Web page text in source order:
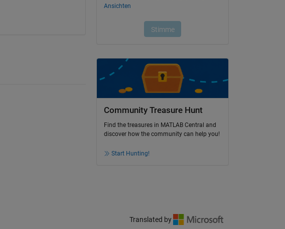
Community Treasure Hunt
Find the treasures in MATLAB Central and
discover how the community can help you!
Start Hunting!
Translated by